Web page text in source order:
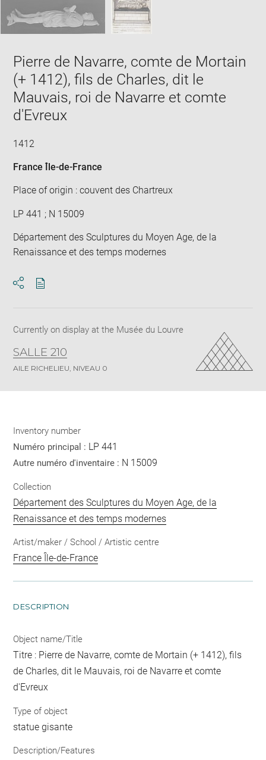
Pierre de Navarre, comte de Mortain
(+ 1412), fils de Charles, dit le
Mauvais, roi de Navarre et comte
d'Evreux
1412
France Île-de-France
Place of origin : couvent des Chartreux
LP 441 ; N 15009
Département des Sculptures du Moyen Age, de la
Renaissance et des temps modernes
Currently on display at the Musée du Louvre
SALLE 210
AILE RICHELIEU, NIVEAU 0
Inventory number
Numéro principal : LP 441
Autre numéro d'inventaire : N 15009
Collection
Département des Sculptures du Moyen Age, de la
Renaissance et des temps modernes
Artist/maker / School / Artistic centre
France Île-de-France
DESCRIPTION
Object name/Title
Titre : Pierre de Navarre, comte de Mortain (+ 1412), fils
de Charles, dit le Mauvais, roi de Navarre et comte
d'Evreux
Type of object
statue gisante
Description/Features